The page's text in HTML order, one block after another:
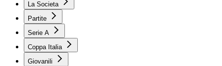
La Societa
Partite
Serie A
Coppa Italia
Giovanili